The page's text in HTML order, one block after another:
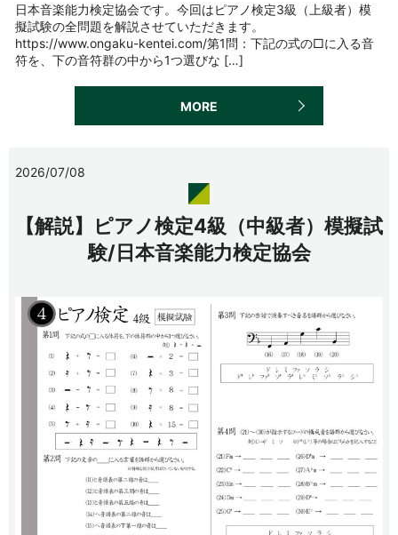
日本音楽能力検定協会です。今回はピアノ検定3級（上級者）模
擬試験の全問題を解説させていただきます。
https://www.ongaku-kentei.com/第1問：下記の式の□に入る音
符を、下の音符群の中から1つ選びな […]
MORE
2026/07/08
【解説】ピアノ検定4級（中級者）模擬試
験/日本音楽能力検定協会